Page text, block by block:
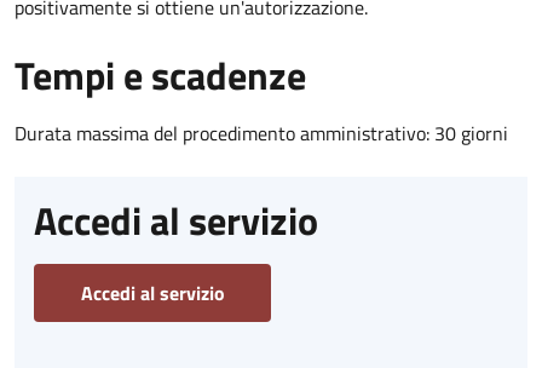
positivamente si ottiene un'autorizzazione.
Tempi e scadenze
Durata massima del procedimento amministrativo: 30 giorni
Accedi al servizio
Accedi al servizio